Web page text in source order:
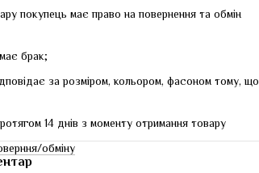
покупець має право на повернення та обмін
брак;
за розміром, кольором, фасоном тому, що
14 днів з моменту отримання товару
обміну